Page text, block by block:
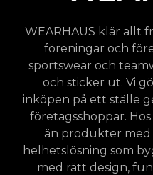
WEARHAUS klär allt
föreningar och
sportswear och
och sticker ut. Vi
inköpen på ett ställe
företagsshoppar.
än produkter med
helhetslösning som
med rätt design,